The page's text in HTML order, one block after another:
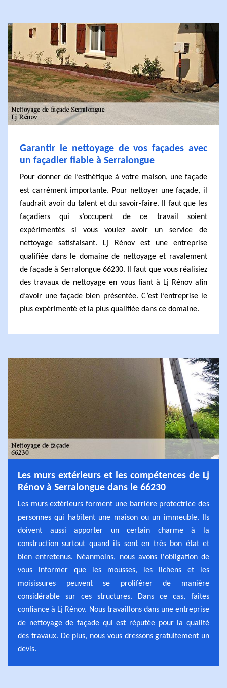
Garantir le nettoyage de vos façades avec
un façadier fiable à Serralongue
Pour donner de l’esthétique à votre maison, une façade
est carrément importante. Pour nettoyer une façade, il
faudrait avoir du talent et du savoir-faire. Il faut que les
façadiers qui s’occupent de ce travail soient
expérimentés si vous voulez avoir un service de
nettoyage satisfaisant. Lj Rénov est une entreprise
qualifiée dans le domaine de nettoyage et ravalement
de façade à Serralongue 66230. Il faut que vous réalisiez
des travaux de nettoyage en vous fiant à Lj Rénov afin
d’avoir une façade bien présentée. C’est l’entreprise le
plus expérimenté et la plus qualifiée dans ce domaine.
Les murs extérieurs et les compétences de Lj
Rénov à Serralongue dans le 66230
Les murs extérieurs forment une barrière protectrice des
personnes qui habitent une maison ou un immeuble. Ils
doivent aussi apporter un certain charme à la
construction surtout quand ils sont en très bon état et
bien entretenus. Néanmoins, nous avons l'obligation de
vous informer que les mousses, les lichens et les
moisissures peuvent se proliférer de manière
considérable sur ces structures. Dans ce cas, faites
confiance à Lj Rénov. Nous travaillons dans une entreprise
de nettoyage de façade qui est réputée pour la qualité
des travaux. De plus, nous vous dressons gratuitement un
devis.